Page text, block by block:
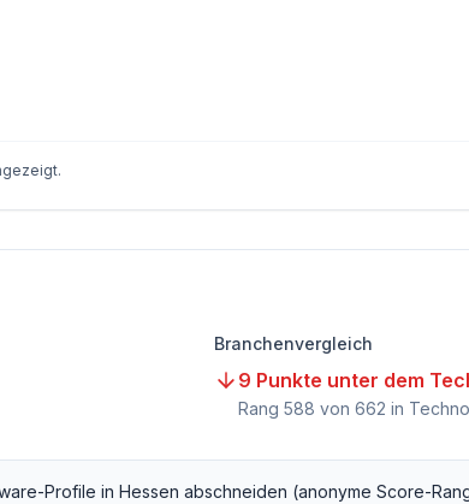
Branchenvergleich
9 Punkte unter dem
Rang 588 von 662 in
-Profile in Hessen abschneiden (anonyme Score-